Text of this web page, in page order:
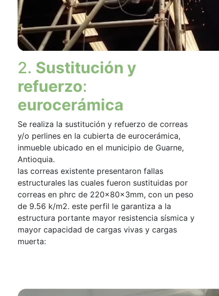
2. Sustitución y
refuerzo:
eurocerámica
Se realiza la sustitución y refuerzo de correas
y/o perlines en la cubierta de eurocerámica,
inmueble ubicado en el municipio de Guarne,
Antioquia.
las correas existente presentaron fallas
estructurales las cuales fueron sustituidas por
correas en phrc de 220x80x3mm, con un peso
de 9.56 k/m2. este perfil le garantiza a la
estructura portante mayor resistencia sísmica y
mayor capacidad de cargas vivas y cargas
muerta: